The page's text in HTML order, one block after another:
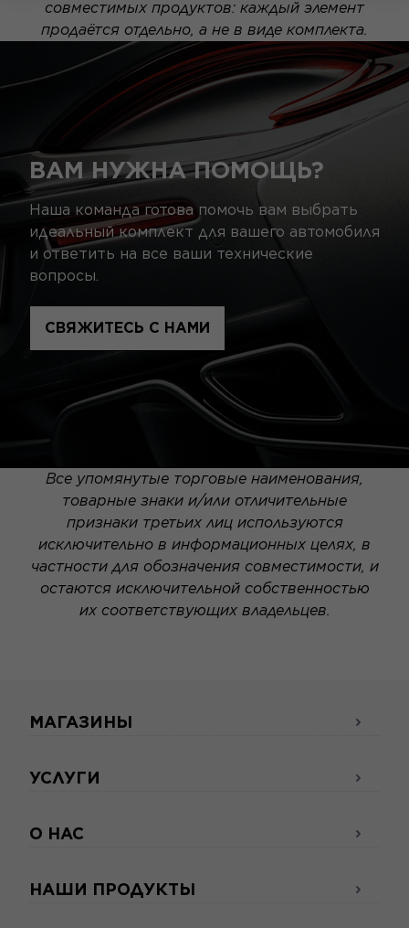
совместимых продуктов: каждый элемент
продаётся отдельно, а не в виде комплекта.
ВАМ НУЖНА ПОМОЩЬ?
Наша команда готова помочь вам выбрать
идеальный комплект для вашего автомобиля
и ответить на все ваши технические
вопросы.
СВЯЖИТЕСЬ С НАМИ
Все упомянутые торговые наименования,
товарные знаки и/или отличительные
признаки третьих лиц используются
исключительно в информационных целях, в
частности для обозначения совместимости, и
остаются исключительной собственностью
их соответствующих владельцев.
МАГАЗИНЫ
УСЛУГИ
О НАС
НАШИ ПРОДУКТЫ